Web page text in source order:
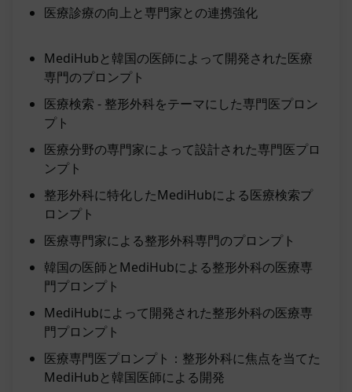
医療診療の向上と専門家との連携強化
MediHubと韓国の医師によって開発された医療
専門のプロンプト
医療検索 - 整形外科をテーマにした専門医プロン
プト
医療分野の専門家によって設計された専門医プロ
ンプト
整形外科に特化したMediHubによる医療検索プ
ロンプト
医療専門家による整形外科専門のプロンプト
韓国の医師とMediHubによる整形外科の医療専
門プロンプト
MediHubによって開発された整形外科の医療専
門プロンプト
医療専門医プロンプト：整形外科に焦点を当てた
MediHubと韓国医師による開発